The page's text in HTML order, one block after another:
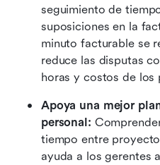
seguimiento de
suposiciones en la
minuto facturable se
reduce las disputas
horas y costos de los
Apoya una mejor
personal:
tiempo entre
ayuda a los gerentes